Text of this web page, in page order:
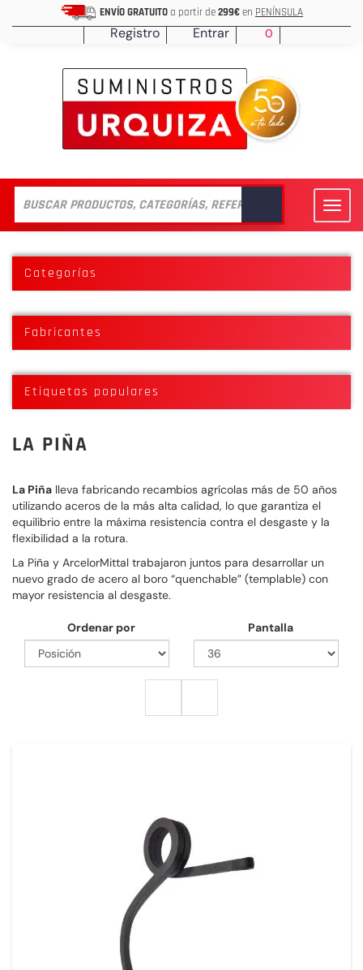
ENVÍO GRATUITOa partir de299€en PENÍNSULA
Registro Entrar 0
Categorías
Fabricantes
Etiquetas populares
LA PIÑA
La Piña lleva fabricando recambios agrícolas más de 50 años
utilizando aceros de la más alta calidad, lo que garantiza el
equilibrio entre la máxima resistencia contra el desgaste y la
flexibilidad a la rotura.
La Piña y ArcelorMittal trabajaron juntos para desarrollar un
nuevo grado de acero al boro “quenchable” (templable) con
mayor resistencia al desgaste.
Ordenar por Pantalla